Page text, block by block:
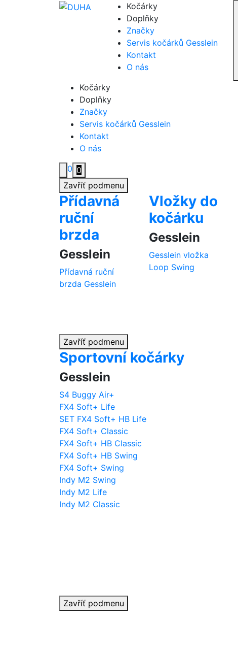
Kočárky
Doplňky
Značky
Servis kočárků Gesslein
Kontakt
O nás
Kočárky
Doplňky
Značky
Servis kočárků Gesslein
Kontakt
O nás
0 0
Zavříť podmenu
Přídavná
ruční
brzda
Gesslein
Přídavná ruční
brzda Gesslein
Vložky do
kočárku
Gesslein
Gesslein vložka
Loop Swing
Zavříť podmenu
Sportovní kočárky
Gesslein
S4 Buggy Air+
FX4 Soft+ Life
SET FX4 Soft+ HB Life
FX4 Soft+ Classic
FX4 Soft+ HB Classic
FX4 Soft+ HB Swing
FX4 Soft+ Swing
Indy M2 Swing
Indy M2 Life
Indy M2 Classic
Zavříť podmenu